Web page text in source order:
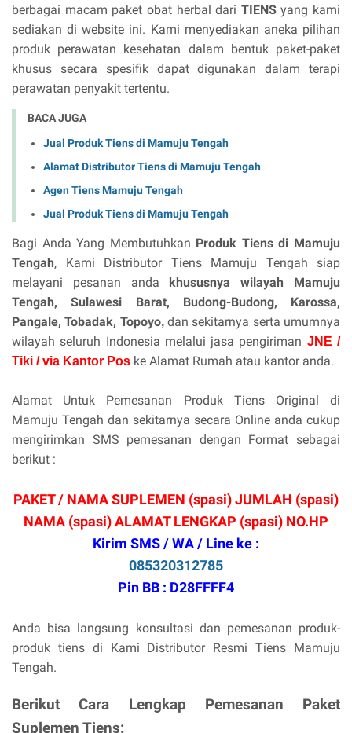
berbagai macam paket obat herbal dari TIENSyang kami
sediakan di website ini. Kami menyediakan aneka pilihan
produk perawatan kesehatan dalam bentuk paket-paket
khusus secara spesifik dapat digunakan dalam terapi
perawatan penyakit tertentu.
BACA JUGA
Jual Produk Tiens di Mamuju Tengah
Alamat Distributor Tiens di Mamuju Tengah
Agen Tiens Mamuju Tengah
Jual Produk Tiens di Mamuju Tengah
Bagi Anda Yang Membutuhkan Produk Tiens di Mamuju
Tengah, Kami Distributor Tiens Mamuju Tengah siap
melayani pesanan anda khususnya wilayah Mamuju
Tengah, Sulawesi Barat, Budong-Budong, Karossa,
Pangale, Tobadak, Topoyo,dan sekitarnya serta umumnya
wilayah seluruh Indonesia melalui jasa pengiriman JNE /
Tiki / via Kantor Pos ke Alamat Rumah atau kantor anda.
Alamat Untuk Pemesanan Produk Tiens Original di
Mamuju Tengah dan sekitarnya secara Online anda cukup
mengirimkan SMS pemesanan dengan Format sebagai
berikut :
PAKET / NAMA SUPLEMEN (spasi) JUMLAH (spasi)
NAMA (spasi) ALAMAT LENGKAP (spasi) NO.HP
Kirim SMS / WA / Line ke :
085320312785
Pin BB : D28FFFF4
Anda bisa langsung konsultasi dan pemesanan produk-
produk tiens di Kami Distributor Resmi Tiens Mamuju
Tengah.
Berikut Cara Lengkap Pemesanan Paket
Suplemen Tiens: